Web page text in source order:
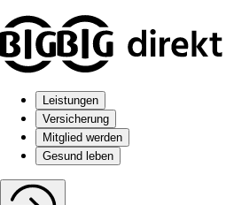
Leistungen
Versicherung
Mitglied werden
Gesund leben